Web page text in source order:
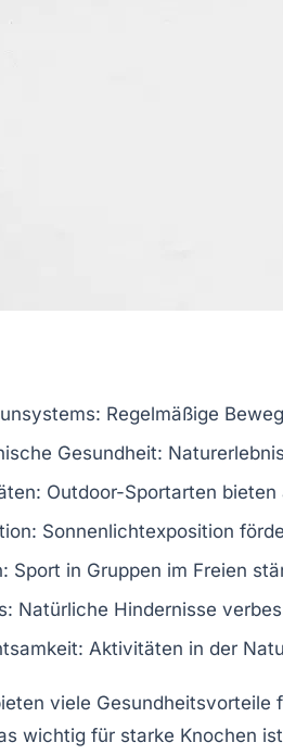
Regelmäßige
Gesundheit:
Outdoor-Sportarten
Sonnenlichtexposition
Sport in Gruppen im Freien
Natürliche Hindernisse
Aktivitäten in der
viele Gesundheitsvorteile
wichtig für starke Knochen